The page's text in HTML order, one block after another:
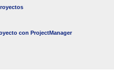
con ProjectManager